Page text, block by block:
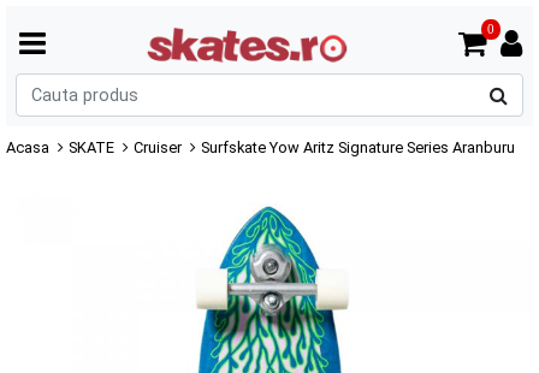
0
Acasa SKATE Cruiser Surfskate Yow Aritz Signature Series Aranburu